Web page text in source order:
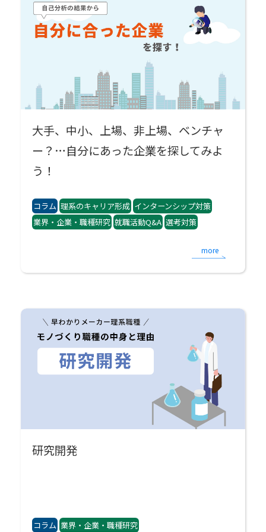
大手、中小、上場、非上場、ベンチャ
ー？…自分にあった企業を探してみよ
う！
コラム 理系のキャリア形成 インターンシップ対策
業界・企業・職種研究 就職活動Q&A 選考対策
more
研究開発
コラム 業界・企業・職種研究